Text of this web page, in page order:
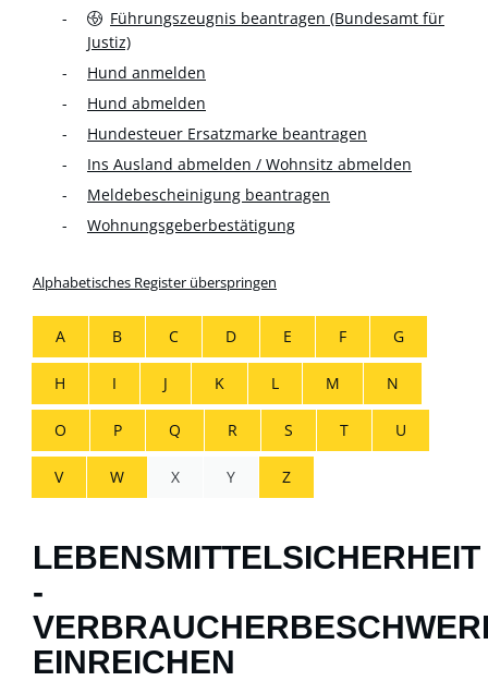
Führungszeugnis beantragen (Bundesamt für
Justiz)
Hund anmelden
Hund abmelden
Hundesteuer Ersatzmarke beantragen
Ins Ausland abmelden / Wohnsitz abmelden
Meldebescheinigung beantragen
Wohnungsgeberbestätigung
Alphabetisches Register überspringen
A B C D E F G
H I J K L M N
O P Q R S T U
V W X Y Z
LEBENSMITTELSICHERHEIT
-
EINREICHEN